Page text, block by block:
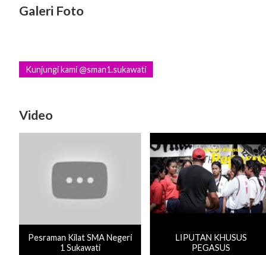
Galeri Foto
Kunjungi kami @sman1.sukawati
Video
Pesraman Kilat SMA Negeri
1 Sukawati
LIPUTAN KHUSUS
PEGASUS